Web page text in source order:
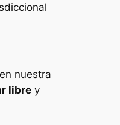
nuestra
libre y